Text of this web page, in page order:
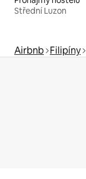
Střední Luzon
Airbnb Filipíny